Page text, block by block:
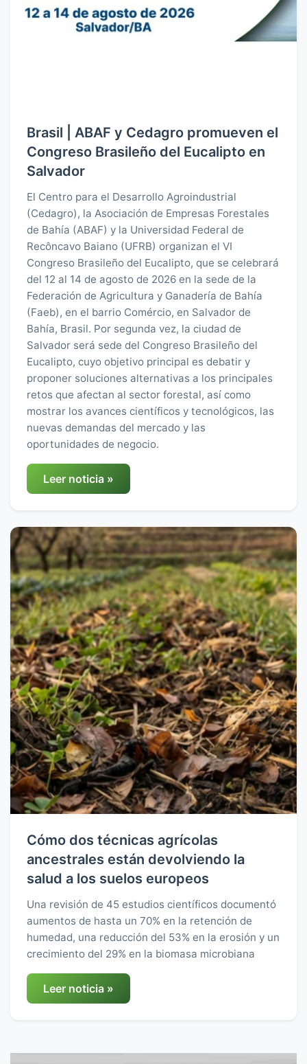
Brasil | ABAF y Cedagro promueven el
Congreso Brasileño del Eucalipto en
Salvador
El Centro para el Desarrollo Agroindustrial
(Cedagro), la Asociación de Empresas Forestales
de Bahía (ABAF) y la Universidad Federal de
Recôncavo Baiano (UFRB) organizan el VI
Congreso Brasileño del Eucalipto, que se celebrará
del 12 al 14 de agosto de 2026 en la sede de la
Federación de Agricultura y Ganadería de Bahía
(Faeb), en el barrio Comércio, en Salvador de
Bahía, Brasil. Por segunda vez, la ciudad de
Salvador será sede del Congreso Brasileño del
Eucalipto, cuyo objetivo principal es debatir y
proponer soluciones alternativas a los principales
retos que afectan al sector forestal, así como
mostrar los avances científicos y tecnológicos, las
nuevas demandas del mercado y las
oportunidades de negocio.
Leer noticia »
Cómo dos técnicas agrícolas
ancestrales están devolviendo la
salud a los suelos europeos
Una revisión de 45 estudios científicos documentó
aumentos de hasta un 70% en la retención de
humedad, una reducción del 53% en la erosión y un
crecimiento del 29% en la biomasa microbiana
Leer noticia »